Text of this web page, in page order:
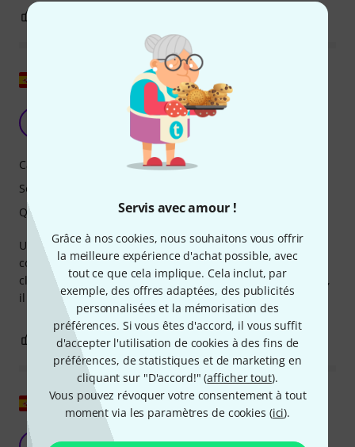
Servis avec amour !
Grâce à nos cookies, nous souhaitons vous offrir
la meilleure expérience d'achat possible, avec
tout ce que cela implique. Cela inclut, par
exemple, des offres adaptées, des publicités
personnalisées et la mémorisation des
préférences. Si vous êtes d'accord, il vous suffit
d'accepter l'utilisation de cookies à des fins de
préférences, de statistiques et de marketing en
cliquant sur "D'accord!" (afficher tout).
Vous pouvez révoquer votre consentement à tout
moment via les paramètres de cookies (ici).
Afficher l'original
Excellent micro
Knajj 22.02.2025
Un micro qui n'a pas grand chose à envier à certains qui
coûtent deux fois plus cher. Excellent son, simulant le
classique u87. Très bonne construction. S'il est assez lourd,
il faut un bon pied pour supporter le poids.
Caractéristiques
Son
Qualité de fabrication
0 SIGNALER L'ÉVALUATION
Afficher l'original
Bon microphone